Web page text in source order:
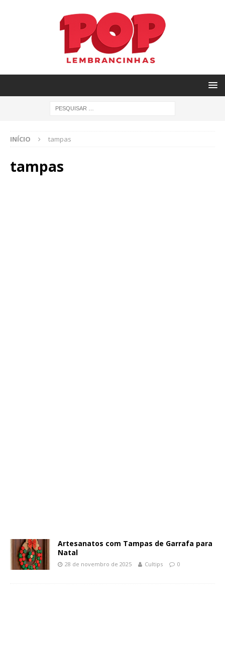
INÍCIO tampas
tampas
Artesanatos com Tampas de Garrafa para
Natal
28 de novembro de 2025 Cultips 0